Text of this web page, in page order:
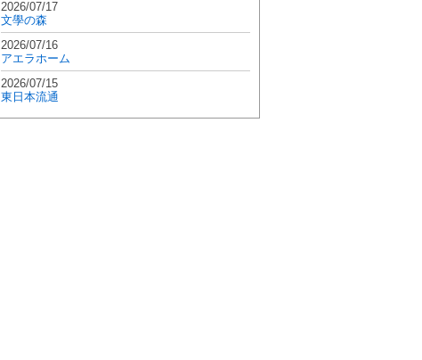
2026/07/17
文學の森
2026/07/16
アエラホーム
2026/07/15
東日本流通